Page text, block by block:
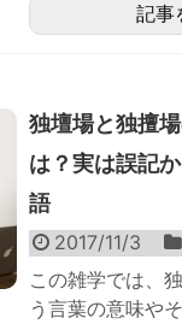
記事
独壇場と独擅
は？実は誤記
語
2017/11/3
この雑学では、
う言葉の意味や